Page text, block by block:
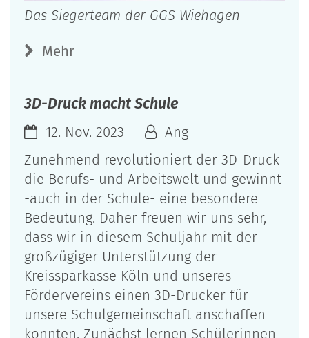
Das Siegerteam der GGS Wiehagen
Mehr
3D-Druck macht Schule
12. Nov. 2023
Ang
Zunehmend revolutioniert der 3D-Druck
die Berufs- und Arbeitswelt und gewinnt
-auch in der Schule- eine besondere
Bedeutung. Daher freuen wir uns sehr,
dass wir in diesem Schuljahr mit der
großzügiger Unterstützung der
Kreissparkasse Köln und unseres
Fördervereins einen 3D-Drucker für
unsere Schulgemeinschaft anschaffen
konnten. Zunächst lernen Schülerinnen